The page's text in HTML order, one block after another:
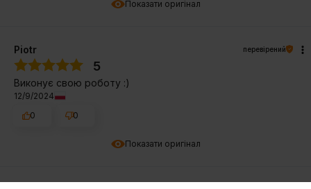
Показати оригінал
Показати оригінал
Piotr перевірений
5
Виконує свою роботу :)
12/9/2024
0
0